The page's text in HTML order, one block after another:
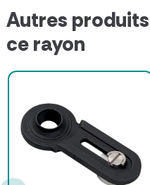
Autres
ce rayon